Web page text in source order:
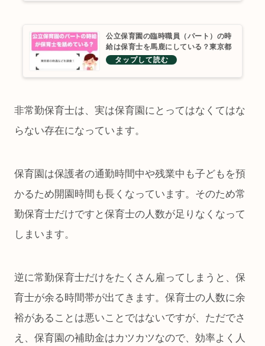
公立保育園の臨時職員（パート）の時
給は保育士を馬鹿にしている？東京都
の待遇などを調査！
非常勤保育士は、実は保育園にとってはなくてはな
らない存在になっています。
保育園は保護者の通勤時間中や残業中も子どもを預
かるため開園時間も長くなっています。そのため常
勤保育士だけですと保育士の人数が足りなくなって
しまいます。
逆に常勤保育士だけをたくさん雇ってしまうと、保
育士が余る時間帯が出てきます。保育士の人数に余
裕があることは悪いことではないですが、ただでさ
え、保育園の補助金はカツカツなので、効率よく人